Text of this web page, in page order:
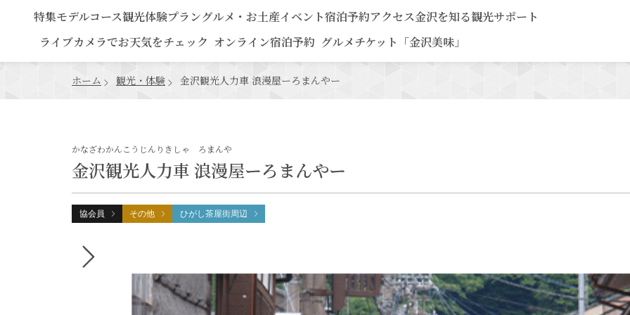
特集モデルコース観光体験プラングルメ・お土産イベント宿泊予約アクセス金沢を知る観光サポート
ライブカメラでお天気をチェック オンライン宿泊予約 グルメチケット「金沢美味」
ホーム 観光・体験 金沢観光人力車 浪漫屋ーろまんやー
金沢観光人力車 浪漫屋ーろまんやー
かなざわかんこうじんりきしゃ ろまんや
協会員 その他 ひがし茶屋街周辺